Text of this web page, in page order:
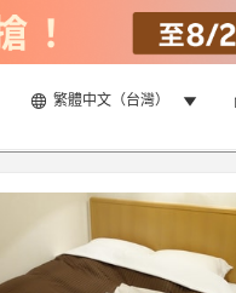
繁體中文（台灣）